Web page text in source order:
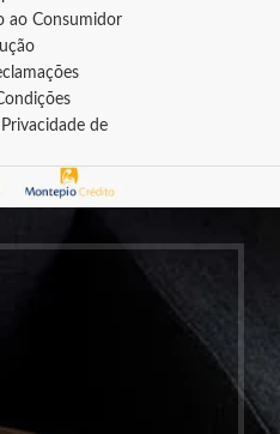
ao Consumidor
de